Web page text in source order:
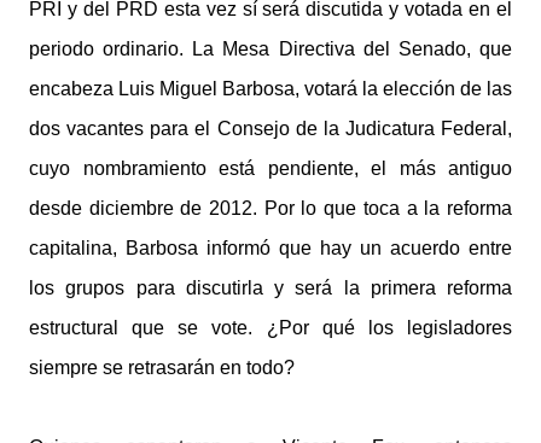
PRI y del PRD esta vez sí será discutida y votada en el
periodo ordinario. La Mesa Directiva del Senado, que
encabeza Luis Miguel Barbosa, votará la elección de las
dos vacantes para el Consejo de la Judicatura Federal,
cuyo nombramiento está pendiente, el más antiguo
desde diciembre de 2012. Por lo que toca a la reforma
capitalina, Barbosa informó que hay un acuerdo entre
los grupos para discutirla y será la primera reforma
estructural que se vote. ¿Por qué los legisladores
siempre se retrasarán en todo?